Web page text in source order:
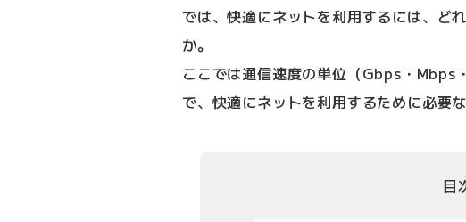
では、快適にネットを利用するには、ど
か。
ここでは通信速度の単位（Gbps・Mbps
で、快適にネットを利用するために必要
目